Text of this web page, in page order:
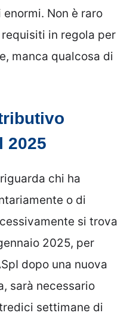
Non è raro
in regola per
manca qualcosa di
2025
chi ha
o di
si trova
2025, per
dopo una nuova
sarà necessario
settimane di